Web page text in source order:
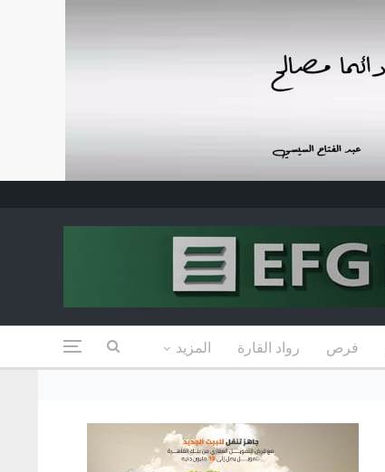
فرص رواد القارة المزيد